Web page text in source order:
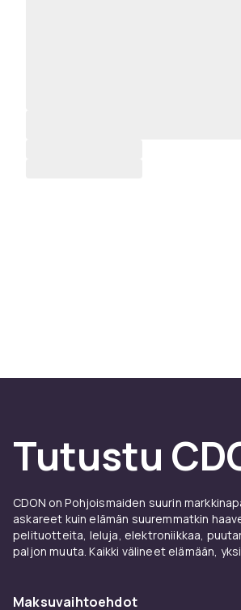
Tutustu
CDON on Pohjoismaiden suurin
askareet kuin elämän suuremmatkin
pelituotteita, leluja, elektroniikkaa,
paljon muuta. Kaikki välineet elämään,
Maksuvaihtoehdot